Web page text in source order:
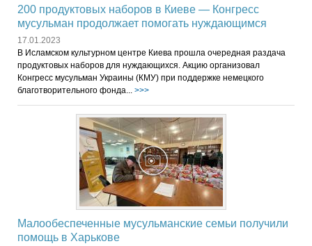
200 продуктовых наборов в Киеве — Конгресс
мусульман продолжает помогать нуждающимся
17.01.2023
В Исламском культурном центре Киева прошла очередная раздача
продуктовых наборов для нуждающихся. Акцию организовал
Конгресс мусульман Украины (КМУ) при поддержке немецкого
благотворительного фонда... >>>
Малообеспеченные мусульманские семьи получили
помощь в Харькове